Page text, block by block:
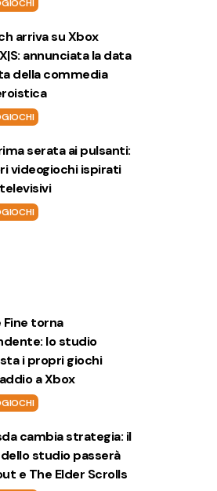
arriva su Xbox
annunciata la data
della commedia
serata ai pulsanti:
videogiochi ispirati
Fine torna
lo studio
i propri giochi
a Xbox
cambia strategia: il
studio passerà
e The Elder Scrolls